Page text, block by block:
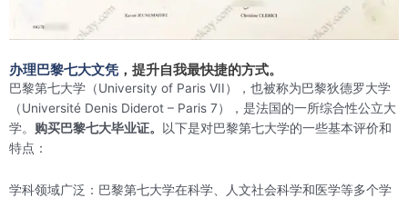
办理巴黎七大文凭 ，提升自我最快捷的方式。
巴黎第七大学（University of Paris VII），也被称为巴黎狄德罗大学
（Université Denis Diderot – Paris 7），是法国的一所综合性公立大
学。 购买巴黎七大毕业证。
以下是对巴黎第七大学的一些基本评价和
特点：
学科领域广泛：巴黎第七大学在科学、人文社会科学和医学等多个学